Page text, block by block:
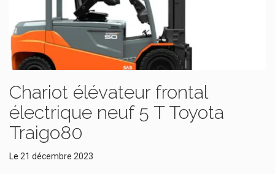
Chariot élévateur frontal
électrique neuf 5 T Toyota
Traigo80
Le 21 décembre 2023